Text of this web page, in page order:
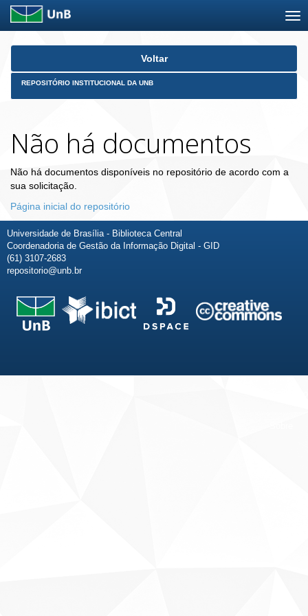
Skip
Voltar
REPOSITÓRIO INSTITUCIONAL DA UNB
Não há documentos
Não há documentos disponíveis no repositório de acordo com a
sua solicitação.
Página inicial do repositório
Universidade de Brasília - Biblioteca Central
Coordenadoria de Gestão da Informação Digital - GID
(61) 3107-2683
repositorio@unb.br